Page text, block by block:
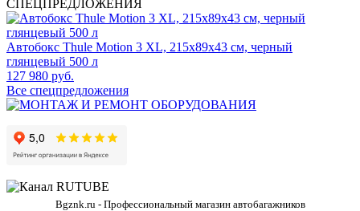
СПЕЦПРЕДЛОЖЕНИЯ
Автобокс Thule Motion 3 XL, 215x89x43 см, черный
глянцевый 500 л
127 980 руб.
Все спецпредложения
Bgznk.ru - Профессиональный магазин автобагажников